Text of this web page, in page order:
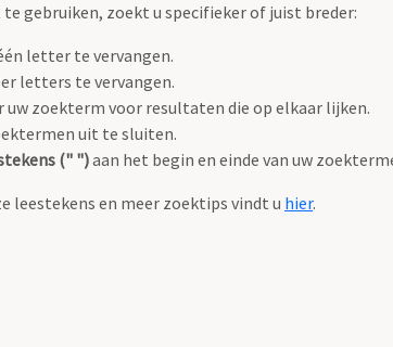
gebruiken, zoekt u specifieker of juist breder:
letter te vervangen.
letters te vervangen.
uw zoekterm voor resultaten die op elkaar lijken.
uit te sluiten.
(" ")aan het begin en einde van uw
leestekens en meer zoektips vindt u hier.